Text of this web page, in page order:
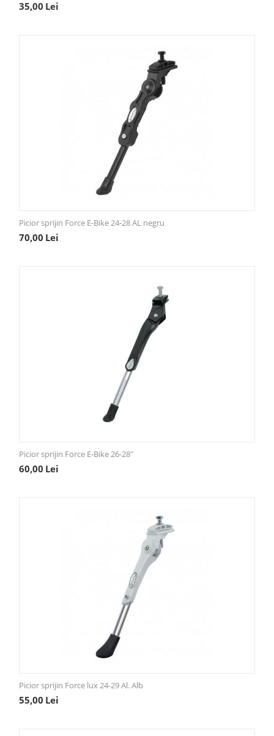
35,00 Lei
Picior sprijin Force E-Bike 24-28 AL negru
70,00 Lei
Picior sprijin Force E-Bike 26-28"
60,00 Lei
Picior sprijin Force lux 24-29 Al. Alb
55,00 Lei